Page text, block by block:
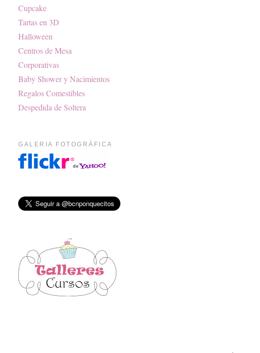
Cupcake
Tartas en 3D
Halloween
Centros de Mesa
Corporativas
Baby Shower y Nacimientos
Regalos Comestibles
Despedida de Soltera
GALERIA FOTOGRÁFICA